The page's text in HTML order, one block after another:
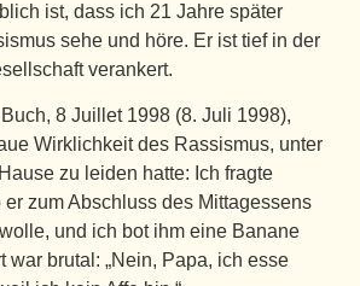
ist, dass ich 21 Jahre später
sehe und höre. Er ist tief in der
verankert.
8 Juillet 1998 (8. Juli 1998),
Wirklichkeit des Rassismus, unter
zu leiden hatte: Ich fragte
zum Abschluss des Mittagessens
und ich bot ihm eine Banane
war brutal: „Nein, Papa, ich esse